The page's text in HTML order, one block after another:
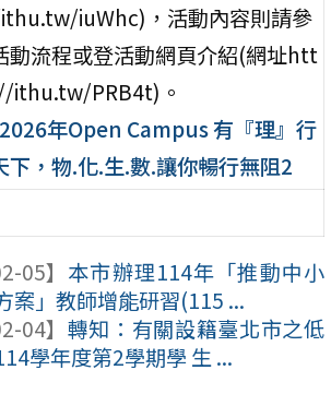
iuWhc)，活動內容則請參
動流程或登活動網頁介紹(網址htt
ithu.tw/PRB4t)。
2026年Open Campus 有『理』行
下，物.化.生.數.讓你暢行無阻2
05】 本市辦理114年「推動中小
案」教師增能研習(115 ...
04】 轉知：有關設籍臺北市之低
學年度第2學期學 生 ...